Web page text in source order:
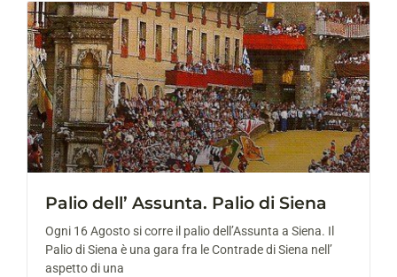
Palio dell’ Assunta. Palio di Siena
Ogni 16 Agosto si corre il palio dell’Assunta a Siena. Il
Palio di Siena è una gara fra le Contrade di Siena nell’
aspetto di una